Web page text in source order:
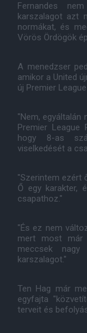
Fernandes
karszalagot azt
normákat, és
Vörös Ördögök
A menedzser
amikor a United
új Premier
"Nem, egyáltalán
Premier League
hogy 8-as
viselkedését a
"Szerintem ezért
Ő egy karakter,
csapathoz."
"És ez nem
mert most már
meccsek
karszalagot."
Ten Hag már
egyfajta
terveit és